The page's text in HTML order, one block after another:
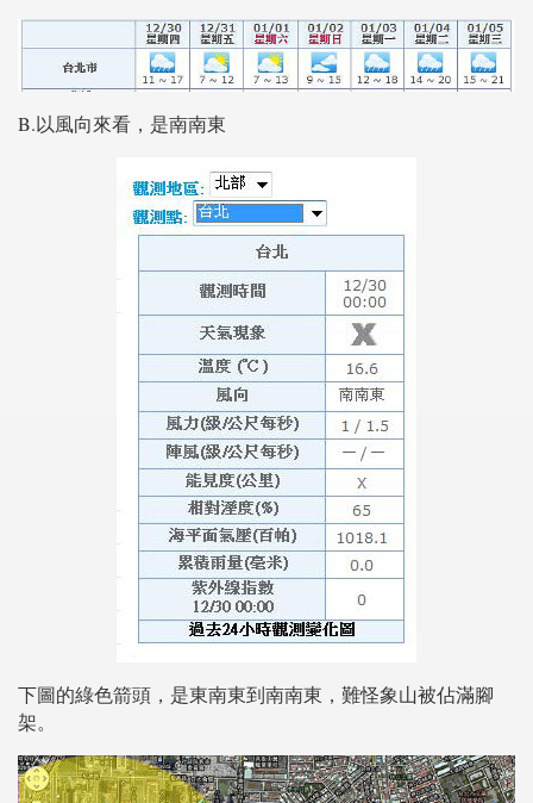
B.以風向來看，是南南東
下圖的綠色箭頭，是東南東到南南東，難怪象山被佔滿腳
架。